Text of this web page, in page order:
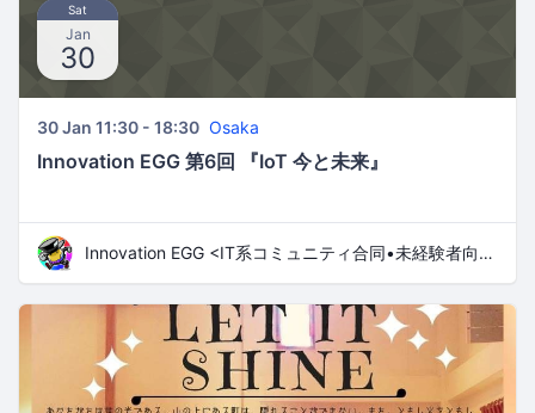
Sat
Jan
30
30 Jan 11:30 - 18:30 Osaka
Innovation EGG 第6回 『IoT 今と未来』
Innovation EGG <IT系コミュニティ合同•未経験者向け勉強会>